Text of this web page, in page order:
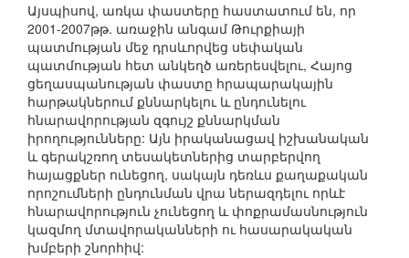
Այսպիսով, առկա փաստերը հաստատում են, որ
2001-2007թթ. առաջին անգամ Թուրքիայի
պատմության մեջ դրսևորվեց սեփական
պատմության հետ անկեղծ առերեսվելու, Հայոց
ցեղասպանության փաստը հրապարակային
հարթակներում քննարկելու և ընդունելու
հնարավորության զգույշ քննարկման
իրողությունները: Այն իրականացավ իշխանական
և գերակշռող տեսակետներից տարբերվող
հայացքներ ունեցող, սակայն դեռևս քաղաքական
որոշումների ընդունման վրա ներազդելու որևէ
հնարավորություն չունեցող և փոքրամասնություն
կազմող մտավորականների ու հասարակական
խմբերի շնորհիվ: